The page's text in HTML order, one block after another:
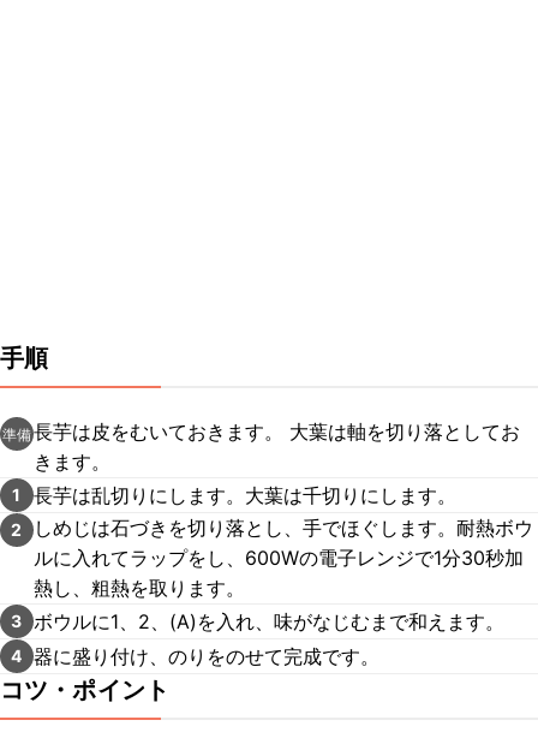
手順
準備長芋は皮をむいておきます。 大葉は軸を切り落としてお
きます。
1 長芋は乱切りにします。大葉は千切りにします。
2
しめじは石づきを切り落とし、手でほぐします。耐熱ボウ
ルに入れてラップをし、600Wの電子レンジで1分30秒加
熱し、粗熱を取ります。
3 ボウルに1、2、(A)を入れ、味がなじむまで和えます。
4 器に盛り付け、のりをのせて完成です。
コツ・ポイント